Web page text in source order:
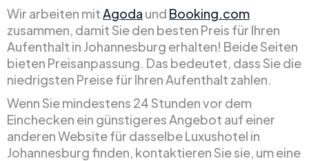
Wir arbeiten mitAgoda und Booking.com
zusammen, damit Sie den besten Preis für Ihren
Aufenthalt in Johannesburg erhalten! Beide Seiten
bieten Preisanpassung. Das bedeutet, dass Sie die
niedrigsten Preise für Ihren Aufenthalt zahlen.
Wenn Sie mindestens 24 Stunden vor dem
Einchecken ein günstigeres Angebot auf einer
anderen Website für dasselbe Luxushotel in
Johannesburg finden, kontaktieren Sie sie, um eine